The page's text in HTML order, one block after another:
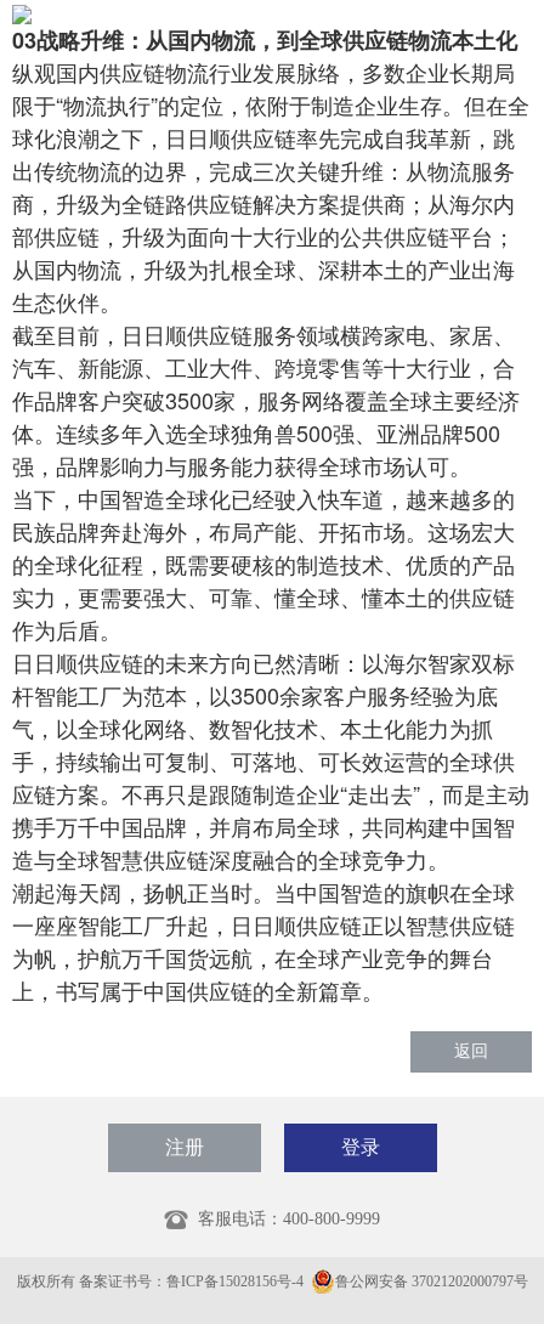
03战略升维：从国内物流，到全球供应链物流本土化
纵观国内供应链物流行业发展脉络，多数企业长期局
限于“物流执行”的定位，依附于制造企业生存。但在全
球化浪潮之下，日日顺供应链率先完成自我革新，跳
出传统物流的边界，完成三次关键升维：从物流服务
商，升级为全链路供应链解决方案提供商；从海尔内
部供应链，升级为面向十大行业的公共供应链平台；
从国内物流，升级为扎根全球、深耕本土的产业出海
生态伙伴。
截至目前，日日顺供应链服务领域横跨家电、家居、
汽车、新能源、工业大件、跨境零售等十大行业，合
作品牌客户突破3500家，服务网络覆盖全球主要经济
体。连续多年入选全球独角兽500强、亚洲品牌500
强，品牌影响力与服务能力获得全球市场认可。
当下，中国智造全球化已经驶入快车道，越来越多的
民族品牌奔赴海外，布局产能、开拓市场。这场宏大
的全球化征程，既需要硬核的制造技术、优质的产品
实力，更需要强大、可靠、懂全球、懂本土的供应链
作为后盾。
日日顺供应链的未来方向已然清晰：以海尔智家双标
杆智能工厂为范本，以3500余家客户服务经验为底
气，以全球化网络、数智化技术、本土化能力为抓
手，持续输出可复制、可落地、可长效运营的全球供
应链方案。不再只是跟随制造企业“走出去”，而是主动
携手万千中国品牌，并肩布局全球，共同构建中国智
造与全球智慧供应链深度融合的全球竞争力。
潮起海天阔，扬帆正当时。当中国智造的旗帜在全球
一座座智能工厂升起，日日顺供应链正以智慧供应链
为帆，护航万千国货远航，在全球产业竞争的舞台
上，书写属于中国供应链的全新篇章。
返回
注册 登录
客服电话： 400-800-9999
版权所有 备案证书号：鲁ICP备15028156号-4 鲁公网安备 37021202000797号